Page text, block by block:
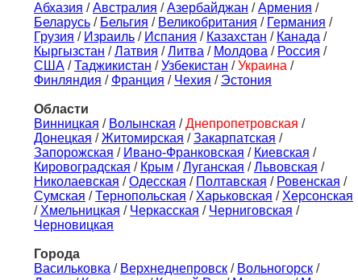
Абхазия /Австралия /Азербайджан /Армения /
Беларусь / Бельгия / Великобритания / Германия /
Грузия / Израиль / Испания / Казахстан / Канада /
Кыргызстан /Латвия /Литва / Молдова / Россия /
США /Таджикистан /Узбекистан /Украина /
Финляндия / Франция / Чехия / Эстония
Области
Винницкая / Волынская /Днепропетровская /
Донецкая /Житомирская /Закарпатская /
Запорожская / Ивано-Франковская / Киевская /
Кировоградская / Крым /Луганская /Львовская /
Николаевская /Одесская / Полтавская / Ровенская /
Сумская /Тернопольская / Харьковская / Херсонская
/ Хмельницкая / Черкасская / Черниговская /
Черновицкая
Города
Васильковка / Верхнеднепровск / Вольногорск /